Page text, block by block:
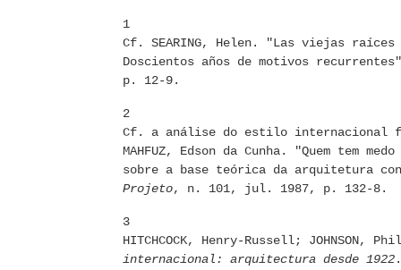
1
Cf. SEARING, Helen. "Las viejas raíces
Doscientos años de motivos
p. 12-9.
2
Cf. a análise do estilo internacional
MAHFUZ, Edson da Cunha. "Quem tem
sobre a base teórica da arquitetura
Projeto, n. 101, jul. 1987, p. 132-8.
3
HITCHCOCK, Henry-Russell; JOHNSON,
internacional: arquitectura desde 1922